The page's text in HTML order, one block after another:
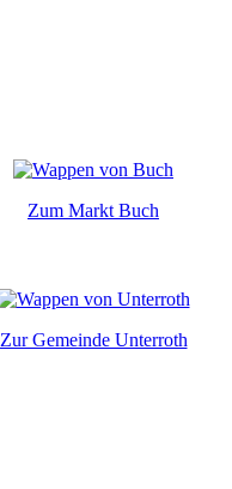
Zum Markt Buch
Zur Gemeinde Unterroth